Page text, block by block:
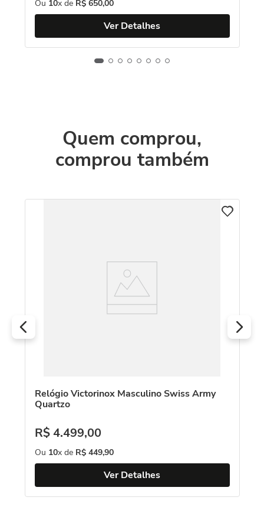
Ou 10x de R$ 650,00
Ver Detalhes
Quem comprou,
comprou também
Relógio Victorinox Masculino Swiss Army
Quartzo
R$ 4.499,00
Ou 10x de R$ 449,90
Ver Detalhes